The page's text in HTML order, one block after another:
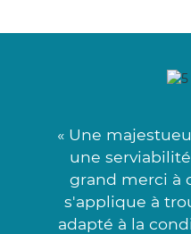
« Une
une
grand merci à
s'applique à
adapté à la